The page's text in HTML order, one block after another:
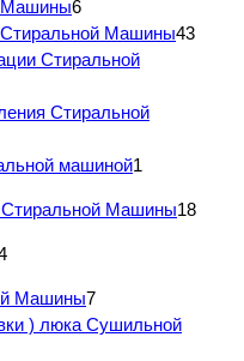
Машины6
Стиральной Машины43
Стиральной
Стиральной
машиной1
Стиральной Машины18
Машины7
) люка Сушильной